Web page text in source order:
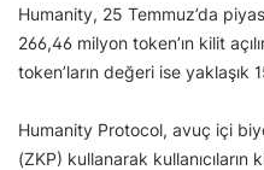
Humanity, 25 Temmuz’da
266,46 milyon token’ın kilit
token’ların değeri ise
Humanity Protocol, avuç içi
(ZKP) kullanarak